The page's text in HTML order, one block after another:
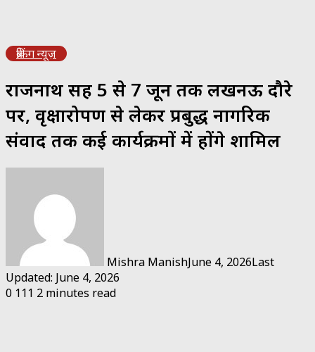
ब्रेकिंग न्यूज़
राजनाथ सिंह 5 से 7 जून तक लखनऊ दौरे
पर, वृक्षारोपण से लेकर प्रबुद्ध नागरिक
संवाद तक कई कार्यक्रमों में होंगे शामिल
Mishra ManishJune 4, 2026Last
Updated: June 4, 2026
0 111 2 minutes read